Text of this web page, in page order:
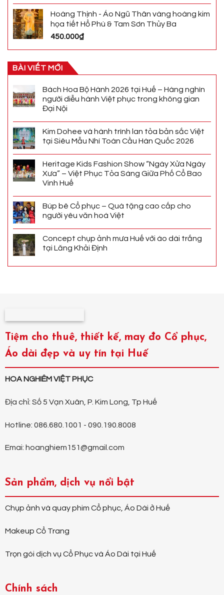
Hoàng Thịnh - Áo Ngũ Thân vàng hoàng kim
họa tiết Hổ Phù & Tam Sơn Thủy Ba
450.000₫
BÀI VIẾT MỚI
Bách Hoa Bộ Hành 2026 tại Huế – Hàng nghìn
người diễu hành Việt phục trong không gian
Đại Nội
Kim Dohee và hành trình lan tỏa bản sắc Việt
tại Siêu Mẫu Nhí Toàn Cầu Hàn Quốc 2026
Heritage Kids Fashion Show “Ngày Xửa Ngày
Xưa” – Việt Phục Tỏa Sáng Giữa Phố Cổ Bao
Vinh Huế
Búp bê Cổ phục – Quà tặng cao cấp cho
người yêu văn hoá Việt
Concept chụp ảnh mưa Huế với áo dài trắng
tại Lăng Khải Định
Tiệm cho thuê, thiết kế, may đo Cổ phục,
Áo dài đẹp và uy tín tại Huế
HOA NGHIÊM VIỆT PHỤC
Địa chỉ: Số 5 Vạn Xuân, P. Kim Long, Tp Huế
Hotline: 086.680.1001 - 090.190.8008
Emai: hoanghiem151@gmail.com
Sản phẩm, dịch vụ nổi bật
Chụp ảnh và quay phim Cổ phục, Áo Dài ở Huế
Makeup Cổ Trang
Trọn gói dịch vụ Cổ Phục và Áo Dài tại Huế
Chính sách